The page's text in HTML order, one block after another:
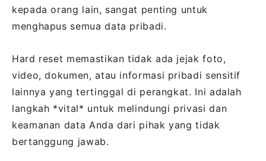
kepada orang lain, sangat penting untuk
menghapus semua data pribadi.
Hard reset memastikan tidak ada jejak foto,
video, dokumen, atau informasi pribadi sensitif
lainnya yang tertinggal di perangkat. Ini adalah
langkah *vital* untuk melindungi privasi dan
keamanan data Anda dari pihak yang tidak
bertanggung jawab.